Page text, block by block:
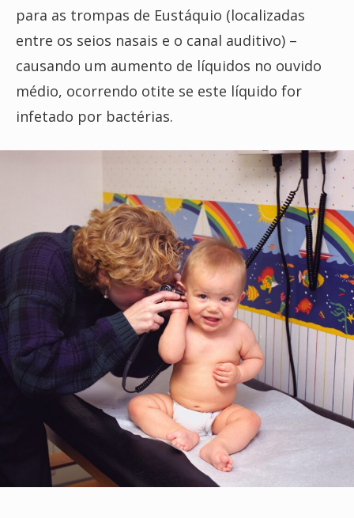
para as trompas de Eustáquio (localizadas
entre os seios nasais e o canal auditivo) –
causando um aumento de líquidos no ouvido
médio, ocorrendo otite se este líquido for
infetado por bactérias.